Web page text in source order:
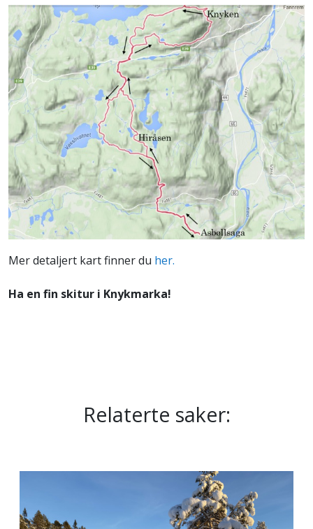
Mer detaljert kart finner du her.
Ha en fin skitur i Knykmarka!
Relaterte saker: